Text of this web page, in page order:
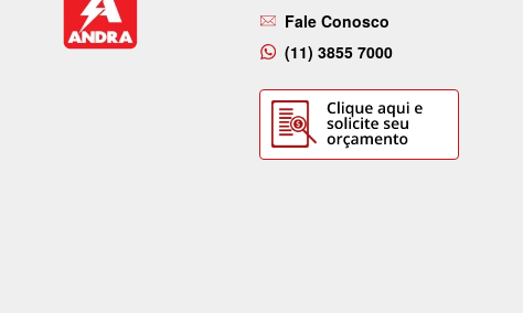
Fale Conosco
(11) 3855 7000